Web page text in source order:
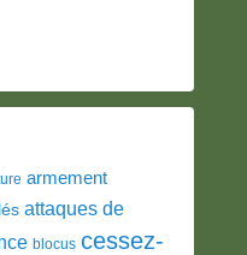
armement
attaques de
blocus cessez-